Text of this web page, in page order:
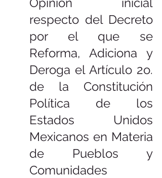
respecto del Decreto
por el que se
Reforma, Adiciona y
Deroga el Artículo 2o.
de la Constitución
Política de los
Estados Unidos
Mexicanos en Materia
de Pueblos y
Comunidades